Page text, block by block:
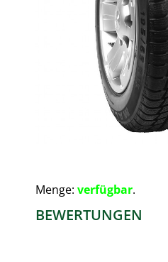
Menge: verfügbar.
BEWERTUNGEN